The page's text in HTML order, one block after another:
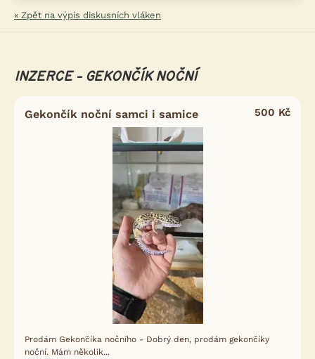
« Zpět na výpis diskusních vláken
INZERCE - GEKONČÍK NOČNÍ
Gekončík noční samci i samice 500 Kč
Prodám Gekončíka nočního - Dobrý den, prodám gekončíky
noční. Mám několik...